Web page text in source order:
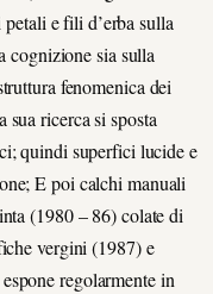
e fili d’erba sulla
cognizione sia sulla
fenomenica dei
ricerca si sposta
quindi superfici lucide e
E poi calchi manuali
(1980 – 86) colate di
vergini (1987) e
regolarmente in